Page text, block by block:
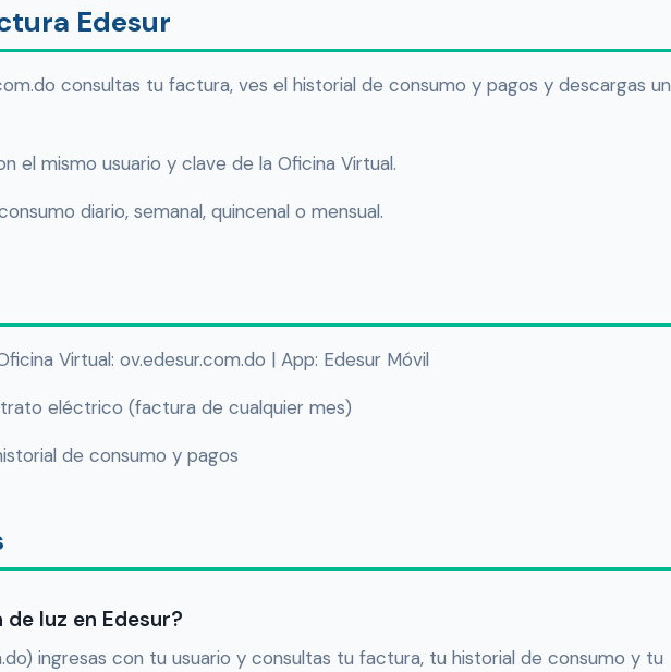
Edesur
consultas tu factura, ves el historial de consumo y pagos y descargas un
el mismo usuario y clave de la Oficina Virtual.
diario, semanal, quincenal o mensual.
Virtual: ov.edesur.com.do | App: Edesur Móvil
eléctrico (factura de cualquier mes)
de consumo y pagos
luz en Edesur?
ingresas con tu usuario y consultas tu factura, tu historial de consumo y tu